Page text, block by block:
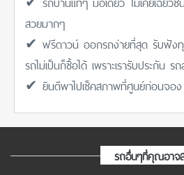
สวยมากๆ
✔ ฟรีดาวน์ ออกรถง่ายที่สุด รับฟังทุ
รถไม่เป็นก็ซื้อได้ เพราะเรารับประกัน ร
✔ ยินดีพาไปเช็คสภาพที่ศูนย์ก่อนจอง
รถอื่นๆที่คุณอาจ